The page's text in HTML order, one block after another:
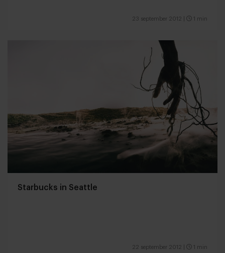
23 september 2012 1 min
Starbucks in Seattle
22 september 2012 1 min